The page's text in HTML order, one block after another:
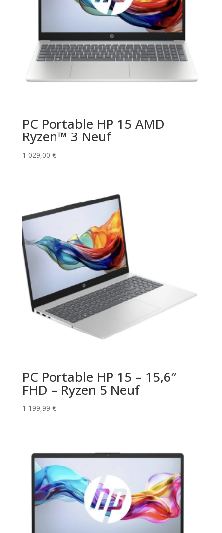
PC Portable HP 15 AMD
Ryzen™ 3 Neuf
1 029,00 €
PC Portable HP 15 – 15,6″
FHD – Ryzen 5 Neuf
1 199,99 €